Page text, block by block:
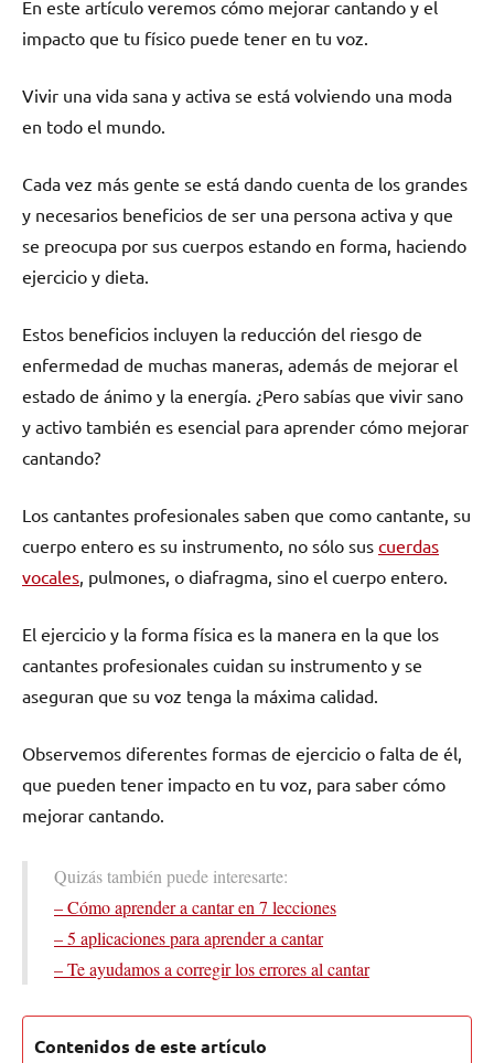
En este artículo veremos cómo mejorar cantando y el
impacto que tu físico puede tener en tu voz.
Vivir una vida sana y activa se está volviendo una moda
en todo el mundo.
Cada vez más gente se está dando cuenta de los grandes
y necesarios beneficios de ser una persona activa y que
se preocupa por sus cuerpos estando en forma, haciendo
ejercicio y dieta.
Estos beneficios incluyen la reducción del riesgo de
enfermedad de muchas maneras, además de mejorar el
estado de ánimo y la energía. ¿Pero sabías que vivir sano
y activo también es esencial para aprender cómo mejorar
cantando?
Los cantantes profesionales saben que como cantante, su
cuerpo entero es su instrumento, no sólo sus cuerdas
vocales , pulmones, o diafragma, sino el cuerpo entero.
El ejercicio y la forma física es la manera en la que los
cantantes profesionales cuidan su instrumento y se
aseguran que su voz tenga la máxima calidad.
Observemos diferentes formas de ejercicio o falta de él,
que pueden tener impacto en tu voz, para saber cómo
mejorar cantando.
Quizás también puede interesarte:
– Cómo aprender a cantar en 7 lecciones
– 5 aplicaciones para aprender a cantar
– Te ayudamos a corregir los errores al cantar
Contenidos de este artículo